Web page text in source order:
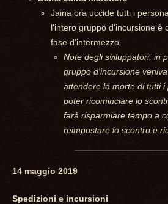
Jaina ora uccide tutti i
l'intero gruppo d'incursione è
fase d'intermezzo.
Note degli sviluppatori: in
gruppo d'incursione
attendere la morte di tutti
poter ricominciare lo
farà risparmiare tempo a
reimpostare lo scontro e
14 maggio 2019
Spedizioni e incursioni